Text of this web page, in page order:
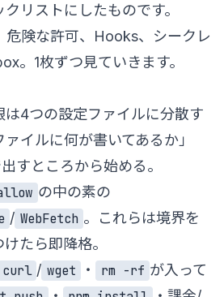
リストにしたものです。
険な許可、Hooks、シークレ
。1枚ずつ見ていきます。
4つの設定ファイルに分散す
イルに何が書いてあるか」
すところから始める。
の中の素の
/ WebFetch 。これらは境界を
たら即降格。
curl / wget ・ rm -rf が入って